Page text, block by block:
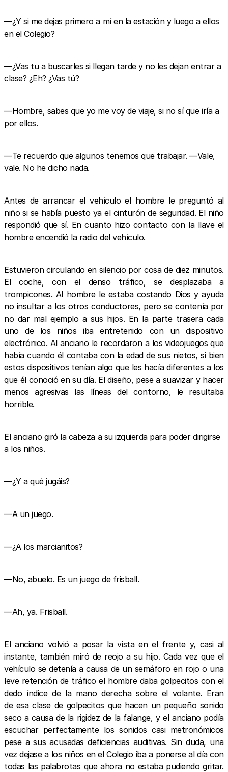
—¿Y si me dejas primero a mí en la estación y luego a ellos
en el Colegio?
—¿Vas tu a buscarles si llegan tarde y no les dejan entrar a
clase? ¿Eh? ¿Vas tú?
—Hombre, sabes que yo me voy de viaje, si no sí que iría a
por ellos.
—Te recuerdo que algunos tenemos que trabajar. —Vale,
vale. No he dicho nada.
Antes de arrancar el vehículo el hombre le preguntó al
niño si se había puesto ya el cinturón de seguridad. El niño
respondió que sí. En cuanto hizo contacto con la llave el
hombre encendió la radio del vehículo.
Estuvieron circulando en silencio por cosa de diez minutos.
El coche, con el denso tráfico, se desplazaba a
trompicones. Al hombre le estaba costando Dios y ayuda
no insultar a los otros conductores, pero se contenía por
no dar mal ejemplo a sus hijos. En la parte trasera cada
uno de los niños iba entretenido con un dispositivo
electrónico. Al anciano le recordaron a los videojuegos que
había cuando él contaba con la edad de sus nietos, si bien
estos dispositivos tenían algo que les hacía diferentes a los
que él conoció en su día. El diseño, pese a suavizar y hacer
menos agresivas las líneas del contorno, le resultaba
horrible.
El anciano giró la cabeza a su izquierda para poder dirigirse
a los niños.
—¿Y a qué jugáis?
—A un juego.
—¿A los marcianitos?
—No, abuelo. Es un juego de frisball.
—Ah, ya. Frisball.
El anciano volvió a posar la vista en el frente y, casi al
instante, también miró de reojo a su hijo. Cada vez que el
vehículo se detenía a causa de un semáforo en rojo o una
leve retención de tráfico el hombre daba golpecitos con el
dedo índice de la mano derecha sobre el volante. Eran
de esa clase de golpecitos que hacen un pequeño sonido
seco a causa de la rigidez de la falange, y el anciano podía
escuchar perfectamente los sonidos casi metronómicos
pese a sus acusadas deficiencias auditivas. Sin duda, una
vez dejase a los niños en el Colegio iba a ponerse al día con
todas las palabrotas que ahora no estaba pudiendo gritar.